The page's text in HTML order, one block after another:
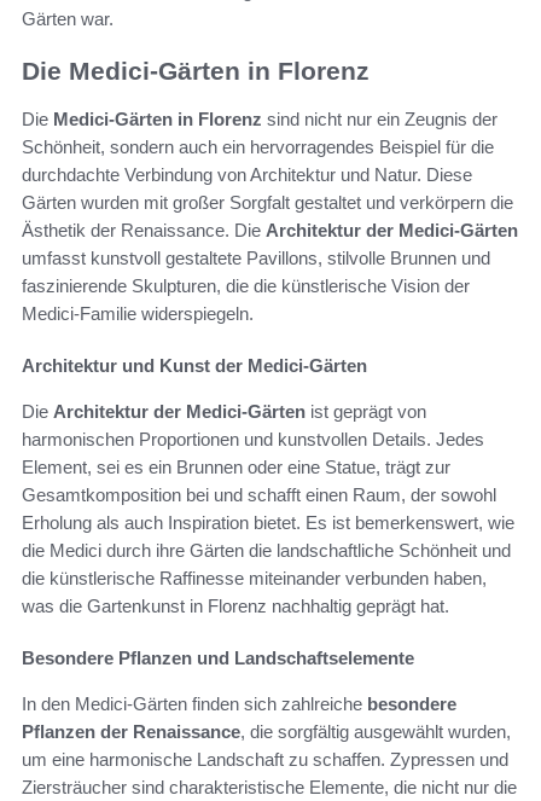
Gärten war.
Die Medici-Gärten in Florenz
Die Medici-Gärten in Florenz sind nicht nur ein Zeugnis der
Schönheit, sondern auch ein hervorragendes Beispiel für die
durchdachte Verbindung von Architektur und Natur. Diese
Gärten wurden mit großer Sorgfalt gestaltet und verkörpern die
Ästhetik der Renaissance. Die Architektur der Medici-Gärten
umfasst kunstvoll gestaltete Pavillons, stilvolle Brunnen und
faszinierende Skulpturen, die die künstlerische Vision der
Medici-Familie widerspiegeln.
Architektur und Kunst der Medici-Gärten
Die Architektur der Medici-Gärten ist geprägt von
harmonischen Proportionen und kunstvollen Details. Jedes
Element, sei es ein Brunnen oder eine Statue, trägt zur
Gesamtkomposition bei und schafft einen Raum, der sowohl
Erholung als auch Inspiration bietet. Es ist bemerkenswert, wie
die Medici durch ihre Gärten die landschaftliche Schönheit und
die künstlerische Raffinesse miteinander verbunden haben,
was die Gartenkunst in Florenz nachhaltig geprägt hat.
Besondere Pflanzen und Landschaftselemente
In den Medici-Gärten finden sich zahlreiche besondere
Pflanzen der Renaissance, die sorgfältig ausgewählt wurden,
um eine harmonische Landschaft zu schaffen. Zypressen und
Ziersträucher sind charakteristische Elemente, die nicht nur die